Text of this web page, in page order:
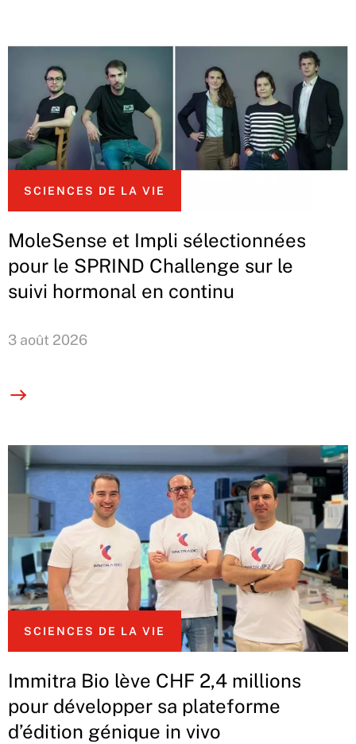
SCIENCES DE LA VIE
MoleSense et Impli sélectionnées
pour le SPRIND Challenge sur le
suivi hormonal en continu
3 août 2026
SCIENCES DE LA VIE
Immitra Bio lève CHF 2,4 millions
pour développer sa plateforme
d’édition génique in vivo